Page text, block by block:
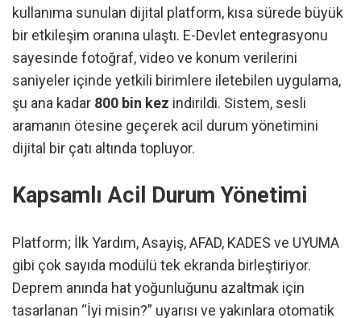
kullanıma sunulan dijital platform, kısa sürede büyük
bir etkileşim oranına ulaştı. E-Devlet entegrasyonu
sayesinde fotoğraf, video ve konum verilerini
saniyeler içinde yetkili birimlere iletebilen uygulama,
şu ana kadar 800 bin kez indirildi. Sistem, sesli
aramanın ötesine geçerek acil durum yönetimini
dijital bir çatı altında topluyor.
Kapsamlı Acil Durum Yönetimi
Platform; İlk Yardım, Asayiş, AFAD, KADES ve UYUMA
gibi çok sayıda modülü tek ekranda birleştiriyor.
Deprem anında hat yoğunluğunu azaltmak için
tasarlanan “İyi misin?” uyarısı ve yakınlara otomatik